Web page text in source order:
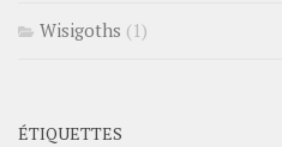
Wisigoths (1)
ÉTIQUETTES